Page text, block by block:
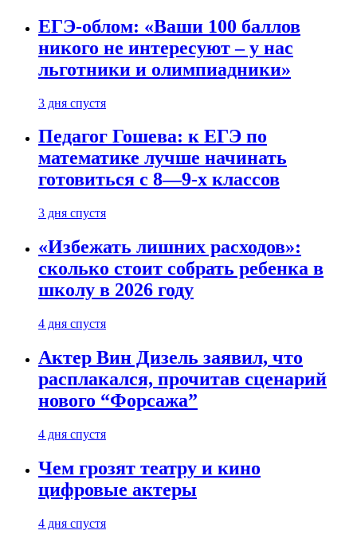
ЕГЭ-облом: «Ваши 100 баллов
никого не интересуют – у нас
льготники и олимпиадники»
3 дня спустя
Педагог Гошева: к ЕГЭ по
математике лучше начинать
готовиться с 8—9-х классов
3 дня спустя
«Избежать лишних расходов»:
сколько стоит собрать ребенка в
школу в 2026 году
4 дня спустя
Актер Вин Дизель заявил, что
расплакался, прочитав сценарий
нового “Форсажа”
4 дня спустя
Чем грозят театру и кино
цифровые актеры
4 дня спустя